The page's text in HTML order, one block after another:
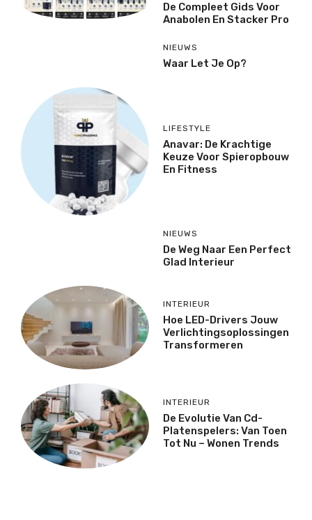
De Compleet Gids Voor
Anabolen En Stacker Pro
NIEUWS
Waar Let Je Op?
LIFESTYLE
Anavar: De Krachtige
Keuze Voor Spieropbouw
En Fitness
NIEUWS
De Weg Naar Een Perfect
Glad Interieur
INTERIEUR
Hoe LED-Drivers Jouw
Verlichtingsoplossingen
Transformeren
INTERIEUR
De Evolutie Van Cd-
Platenspelers: Van Toen
Tot Nu – Wonen Trends